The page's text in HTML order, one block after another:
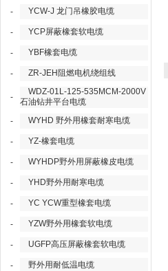
- YCW-J 龙门吊橡胶电缆
- YCP屏蔽橡套软电缆
- YBF橡套电缆
- ZR-JEH阻燃电机绕组线
-
WDZ-01L-125-535MCM-2000V
石油钻井平台电缆
-
WYHD 野外用橡套耐寒电缆
- YZ-橡套电缆
- WYHDP野外用屏蔽橡皮电缆
- YHD野外用耐寒电缆
- YC YCW重型橡套电缆
- YZW野外用橡套软电缆
- UGFP高压屏蔽橡套软电缆
- 野外用耐低温电缆